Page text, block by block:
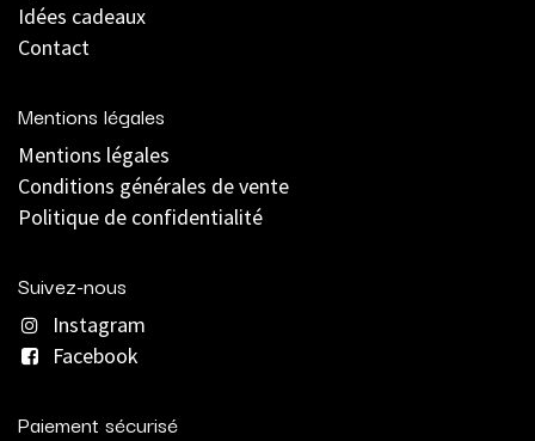
Idées cadeaux
Contact
Mentions légales
Mentions légales
Conditions générales de vente
Politique de confidentialité
Suivez-nous
Instagram
Facebook
Paiement sécurisé